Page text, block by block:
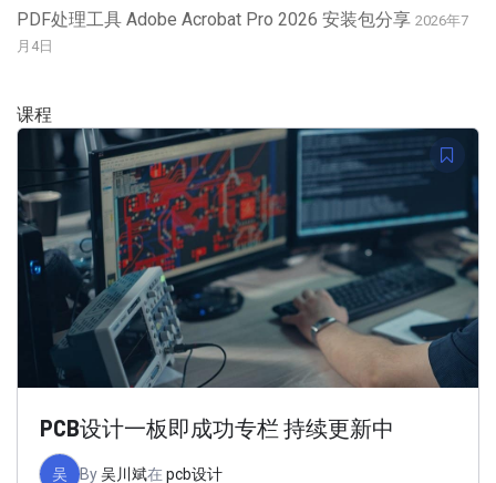
PDF处理工具 Adobe Acrobat Pro 2026 安装包分享 2026年7
月4日
课程
PCB设计一板即成功专栏 持续更新中
吴 By吴川斌在 pcb设计